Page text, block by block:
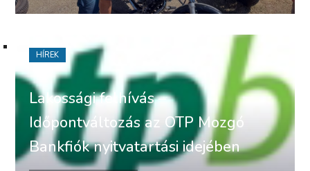
Lakossági felhívás –
Időpontváltozás az OTP Mozgó
Bankfiók nyitvatartási idejében
HÍREK